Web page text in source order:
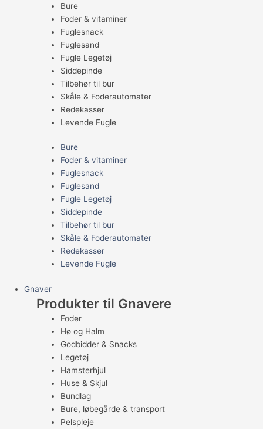
Bure
Foder & vitaminer
Fuglesnack
Fuglesand
Fugle Legetøj
Siddepinde
Tilbehør til bur
Skåle & Foderautomater
Redekasser
Levende Fugle
Bure
Foder & vitaminer
Fuglesnack
Fuglesand
Fugle Legetøj
Siddepinde
Tilbehør til bur
Skåle & Foderautomater
Redekasser
Levende Fugle
Gnaver
Produkter til Gnavere
Foder
Hø og Halm
Godbidder & Snacks
Legetøj
Hamsterhjul
Huse & Skjul
Bundlag
Bure, løbegårde & transport
Pelspleje